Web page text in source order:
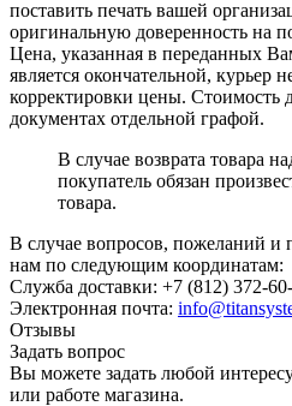
поставить печать вашей
оригинальную доверенность на
Цена, указанная в переданных
является окончательной, курьер
корректировки цены. Стоимость
документах отдельной графой.
В случае возврата товара
покупатель обязан
товара.
В случае вопросов, пожеланий и
нам по следующим координатам:
Служба доставки: +7 (812) 372-
Электронная почта:
Отзывы
Задать вопрос
Вы можете задать любой
или работе магазина.